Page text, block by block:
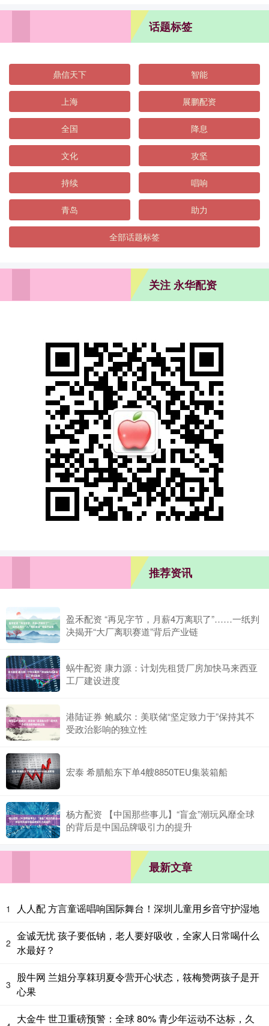
话题标签
鼎信天下 智能
上海 展鹏配资
全国 降息
文化 攻坚
持续 唱响
青岛 助力
全部话题标签
关注 永华配资
推荐资讯
盈禾配资 “再见字节，月薪4万离职了”……一纸判
决揭开“大厂离职赛道”背后产业链
蜗牛配资 康力源：计划先租赁厂房加快马来西亚
工厂建设进度
港陆证券 鲍威尔：美联储“坚定致力于”保持其不
受政治影响的独立性
宏泰 希腊船东下单4艘8850TEU集装箱船
杨方配资 【中国那些事儿】“盲盒”潮玩风靡全球
的背后是中国品牌吸引力的提升
最新文章
1 人人配 方言童谣唱响国际舞台！深圳儿童用乡音守护湿地
2
金诚无忧 孩子要低钠，老人要好吸收，全家人日常喝什么
水最好？
3
股牛网 兰姐分享箖玥夏令营开心状态，筱梅赞两孩子是开
心果
大金牛 世卫重磅预警：全球 80% 青少年运动不达标，久